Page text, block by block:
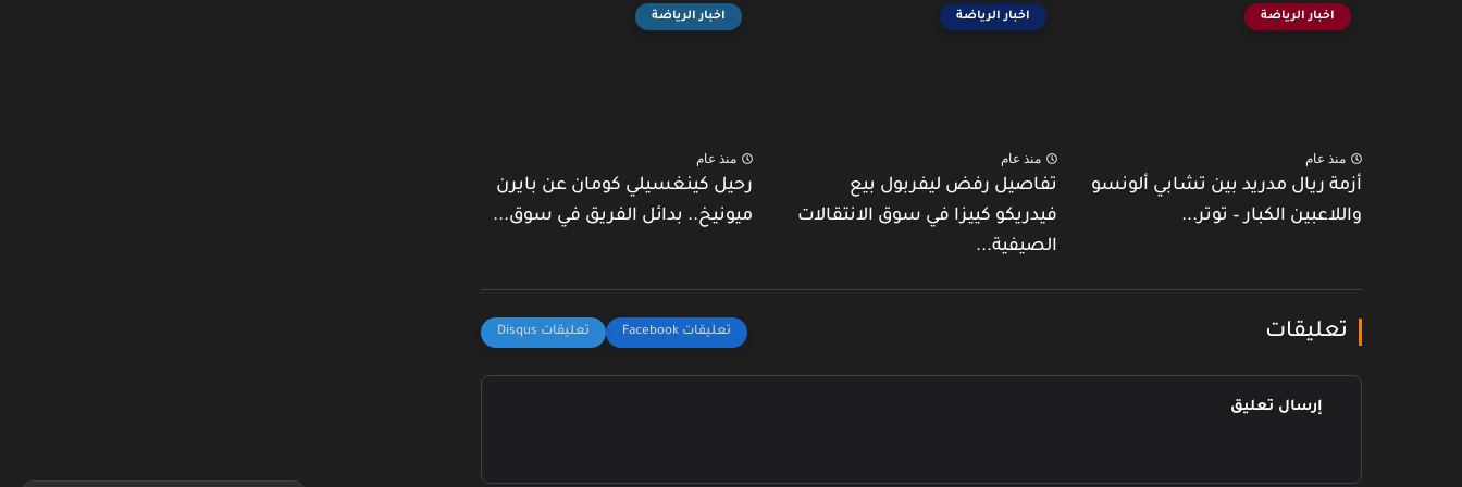
اخبار الرياضة
منذ عام
أزمة ريال مدريد بين تشابي ألونسو
واللاعبين الكبار – توتر...
اخبار الرياضة
منذ عام
تفاصيل رفض ليفربول بيع
فيدريكو كييزا في سوق الانتقالات
الصيفية...
اخبار الرياضة
منذ عام
رحيل كينغسيلي كومان عن بايرن
ميونيخ.. بدائل الفريق في سوق...
تعليقات
إرسال تعليق